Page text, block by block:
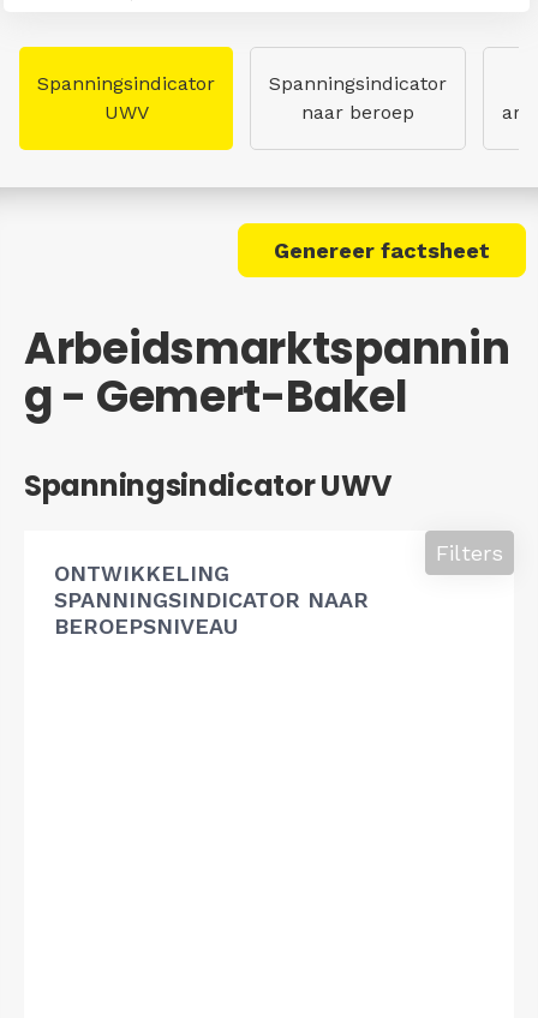
Spanningsindicator
UWV
Spanningsindicator
naar beroep
Genereer factsheet
Arbeidsmarktspannin
g - Gemert-Bakel
Spanningsindicator UWV
ONTWIKKELING
SPANNINGSINDICATOR NAAR
BEROEPSNIVEAU
Filters